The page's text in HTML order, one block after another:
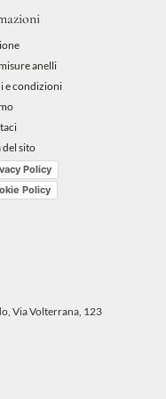
anelli
e condizioni
del sito
Policy
Policy
Via Volterrana, 123